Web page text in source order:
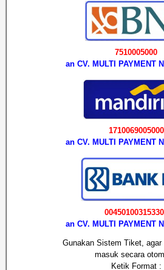
7510005000
an CV. MULTI PAYMENT
1710069005000
an CV. MULTI PAYMENT
an CV. MULTI PAYMENT
Gunakan Sistem Tiket, agar
masuk secara
Ketik Format :